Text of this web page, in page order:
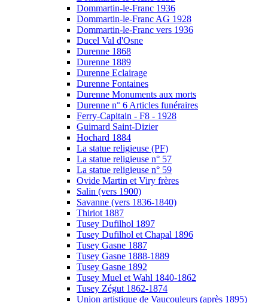
Dommartin-le-Franc 1936
Dommartin-le-Franc AG 1928
Dommartin-le-Franc vers 1936
Ducel Val d'Osne
Durenne 1868
Durenne 1889
Durenne Eclairage
Durenne Fontaines
Durenne Monuments aux morts
Durenne n° 6 Articles funéraires
Ferry-Capitain - F8 - 1928
Guimard Saint-Dizier
Hochard 1884
La statue religieuse (PF)
La statue religieuse n° 57
La statue religieuse n° 59
Ovide Martin et Viry frères
Salin (vers 1900)
Savanne (vers 1836-1840)
Thiriot 1887
Tusey Dufilhol 1897
Tusey Dufilhol et Chapal 1896
Tusey Gasne 1887
Tusey Gasne 1888-1889
Tusey Gasne 1892
Tusey Muel et Wahl 1840-1862
Tusey Zégut 1862-1874
Union artistique de Vaucouleurs (après 1895)